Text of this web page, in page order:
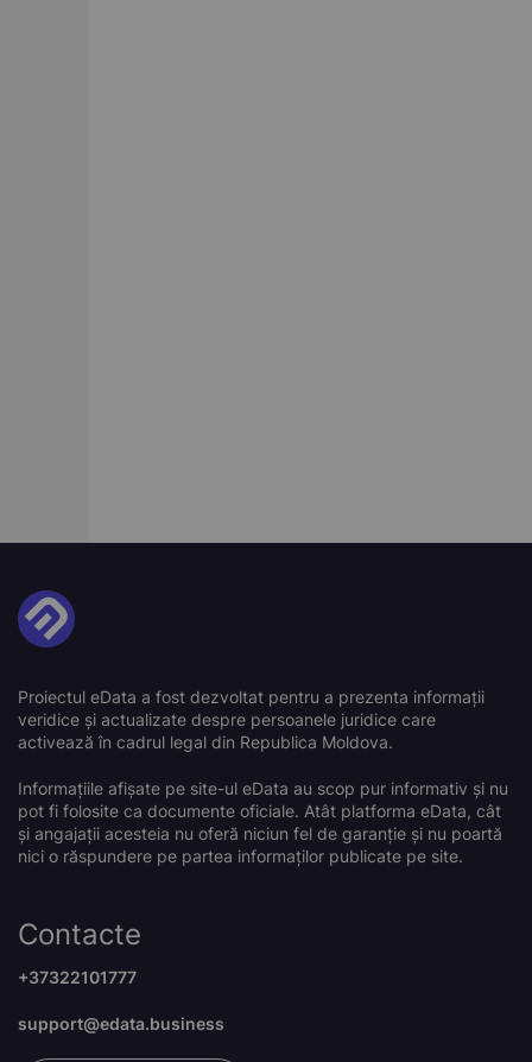
Proiectul eData a fost dezvoltat pentru a prezenta informații
veridice și actualizate despre persoanele juridice care
activează în cadrul legal din Republica Moldova.
Informațiile afișate pe site-ul eData au scop pur informativ și nu
pot fi folosite ca documente oficiale. Atât platforma eData, cât
și angajații acesteia nu oferă niciun fel de garanție și nu poartă
nici o răspundere pe partea informaților publicate pe site.
Contacte
+37322101777
support@edata.business